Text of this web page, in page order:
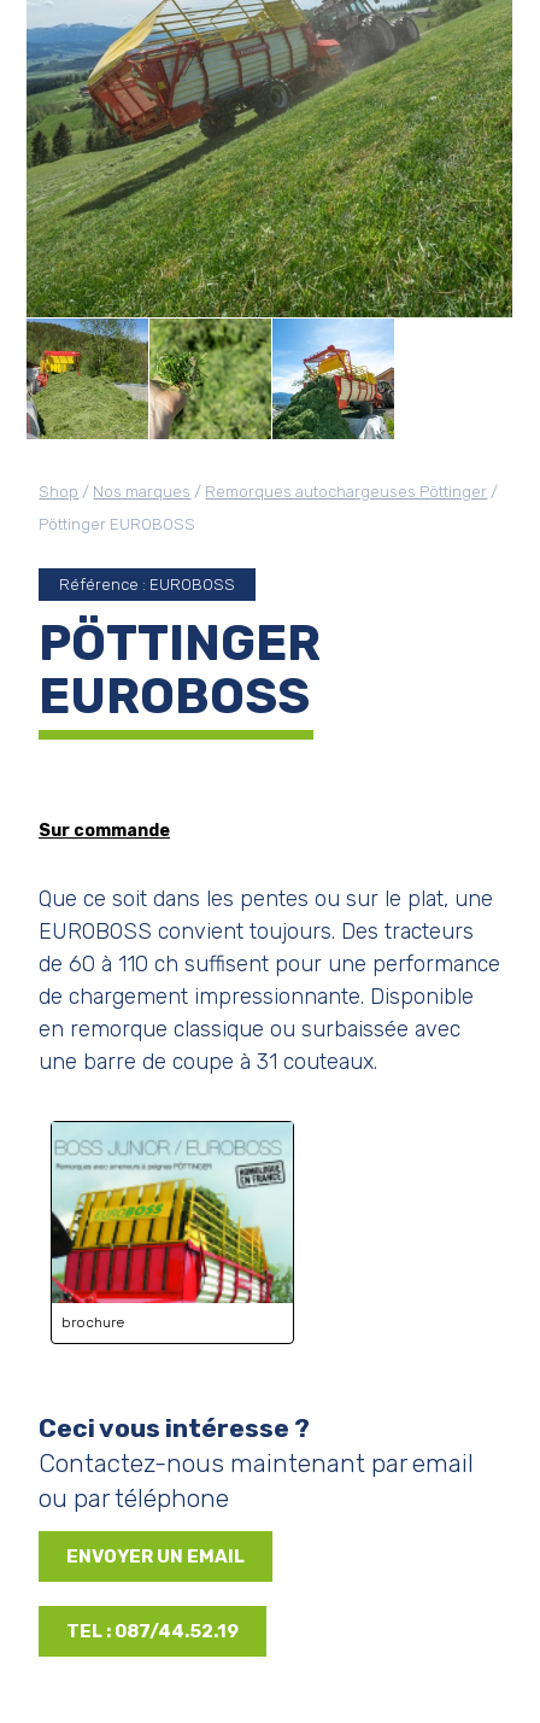
Shop / Nos marques / Remorques autochargeuses Pöttinger /
Pöttinger EUROBOSS
Référence : EUROBOSS
PÖTTINGER
EUROBOSS
Sur commande
Que ce soit dans les pentes ou sur le plat, une
EUROBOSS convient toujours. Des tracteurs
de 60 à 110 ch suffisent pour une performance
de chargement impressionnante. Disponible
en remorque classique ou surbaissée avec
une barre de coupe à 31 couteaux.
brochure
Ceci vous intéresse ?
Contactez-nous maintenant par email
ou par téléphone
ENVOYER UN EMAIL
TEL : 087/44.52.19